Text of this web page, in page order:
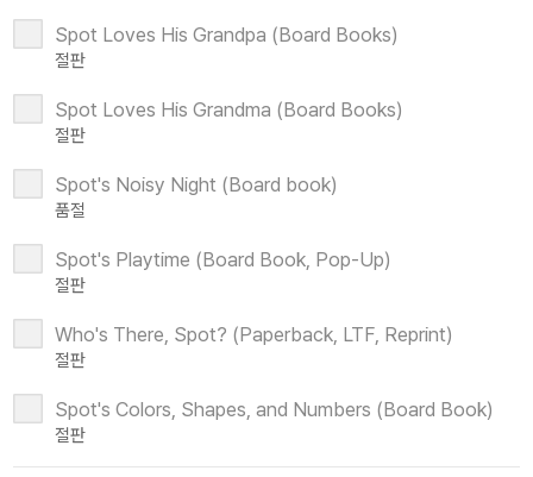
Spot Loves His Grandpa (Board Books)
절판
Spot Loves His Grandma (Board Books)
절판
Spot's Noisy Night (Board book)
품절
Spot's Playtime (Board Book, Pop-Up)
절판
Who's There, Spot? (Paperback, LTF, Reprint)
절판
Spot's Colors, Shapes, and Numbers (Board Book)
절판